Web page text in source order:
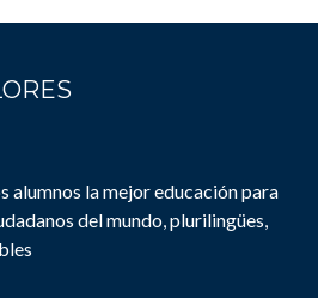
alumnos la mejor educación para
del mundo, plurilingües,